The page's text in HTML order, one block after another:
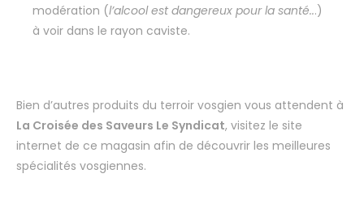
modération (l’alcool est dangereux pour la santé...)
à voir dans le rayon caviste.
Bien d’autres produits du terroir vosgien vous attendent à
La Croisée des Saveurs Le Syndicat, visitez le site
internet de ce magasin afin de découvrir les meilleures
spécialités vosgiennes.